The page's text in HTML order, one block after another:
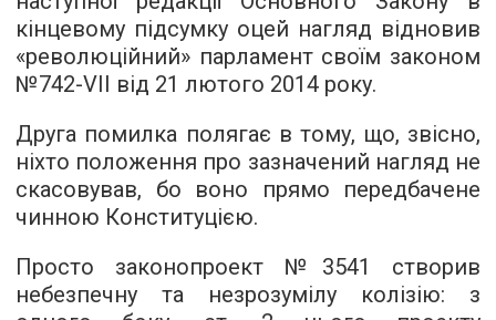
кінцевому підсумку оцей нагляд відновив
«революційний» парламент своїм законом
№742-VII від 21 лютого 2014 року.
Друга помилка полягає в тому, що, звісно,
ніхто положення про зазначений нагляд не
скасовував, бо воно прямо передбачене
чинною Конституцією.
Просто законопроект №3541 створив
небезпечну та незрозумілу колізію: з